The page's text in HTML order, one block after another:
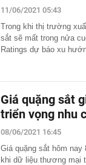
11/06/2021 05:43
Trong khi thị trường
sắt sẽ mất trong nửa
Ratings dự báo xu
Giá quặng sắt
triển vọng nhu
08/06/2021 16:45
Giá quặng sắt hôm
khi dữ liệu thương mại